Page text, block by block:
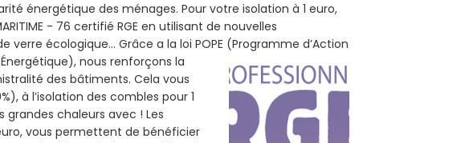
énergétique des ménages. Pour votre isolation à 1 euro,
- 76 certifié RGE en utilisant de nouvelles
écologique... Grâce a la loi POPE (Programme d’Action
nous renforçons la
des bâtiments. Cela vous
à l’isolation des combles pour 1
grandes chaleurs avec ! Les
euro, vous permettent de bénéficier